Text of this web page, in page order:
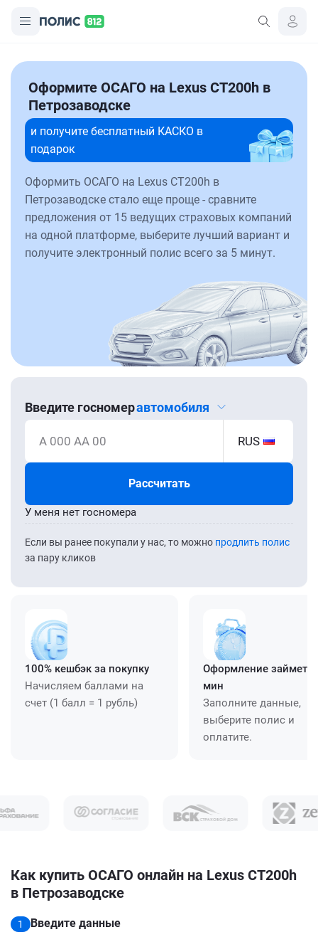
Оформите ОСАГО на Lexus CT200h в
Петрозаводске
и получите бесплатный КАСКО в
подарок
Оформить ОСАГО на Lexus CT200h в
Петрозаводске стало еще проще - сравните
предложения от 15 ведущих страховых компаний
на одной платформе, выберите лучший вариант и
получите электронный полис всего за 5 минут.
Введите госномеравтомобиля
А 000 АА 00 RUS
Рассчитать
Если вы ранее покупали у нас, то можно продлить полис
за пару кликов
У меня нет госномера
100% кешбэк за покупку
Начисляем баллами на
счет (1 балл = 1 рубль)
Оформление займет
мин
Заполните данные,
выберите полис и
оплатите.
Как купить ОСАГО онлайн на Lexus CT200h
в Петрозаводске
1
Введите данные